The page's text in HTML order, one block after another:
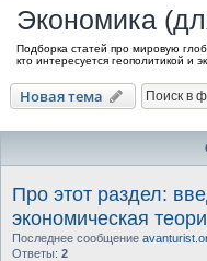
Экономика
Подборка статей про мировую
кто интересуется геополитикой и
Новая тема
Про этот раздел:
экономическая
Последнее сообщение
Ответы: 2